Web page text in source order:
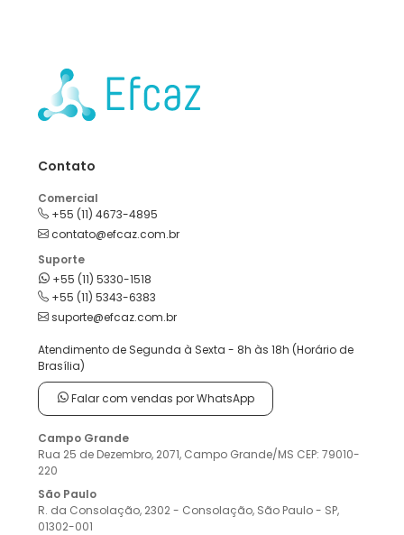
Contato
Comercial
+55 (11) 4673-4895
contato@efcaz.com.br
Suporte
+55 (11) 5330-1518
+55 (11) 5343-6383
suporte@efcaz.com.br
Atendimento de Segunda à Sexta - 8h às 18h (Horário de
Brasília)
Falar com vendas por WhatsApp
Campo Grande
Rua 25 de Dezembro, 2071, Campo Grande/MS CEP: 79010-
220
São Paulo
R. da Consolação, 2302 - Consolação, São Paulo - SP,
01302-001